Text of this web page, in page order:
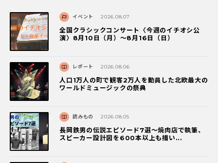
イベント 2026.08.07
全国クラシックコンサート〈今週のイチオシ公
演〉8月10日（月）～8月16日（日）
レポート 2026.08.06
人口1万人の町で観客2万人を動員した北欧最大の
ワールドミュージックの祭典
読みもの 2026.08.05
長岡鉄男の伝説エピソード7選〜焼肉店で執筆、
スピーカー設計図を600本以上も描い...